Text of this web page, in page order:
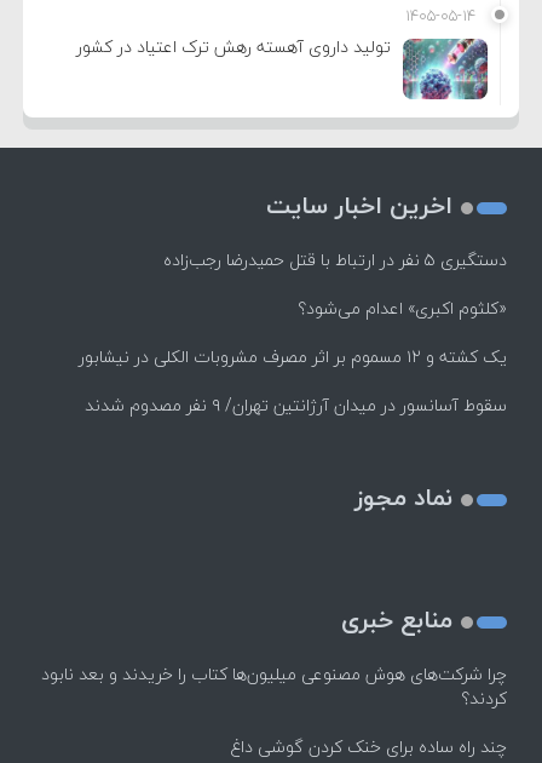
۱۴۰۵-۰۵-۱۴
تولید داروی آهسته رهش ترک اعتیاد در کشور
اخرین اخبار سایت
دستگیری ۵ نفر در ارتباط با قتل حمیدرضا رجب‌زاده
«کلثوم اکبری» اعدام می‌شود؟
یک کشته و ۱۲ مسموم بر اثر مصرف مشروبات الکلی در نیشابور
سقوط آسانسور در میدان آرژانتین تهران/ ۹ نفر مصدوم شدند
نماد مجوز
منابع خبری
چرا شرکت‌های هوش مصنوعی میلیون‌ها کتاب را خریدند و بعد نابود
کردند؟
چند راه‌ ساده برای خنک کردن گوشی داغ